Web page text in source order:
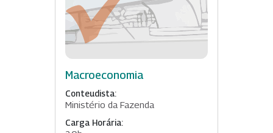
Macroeconomia
Conteudista:
Ministério da Fazenda
Carga Horária: